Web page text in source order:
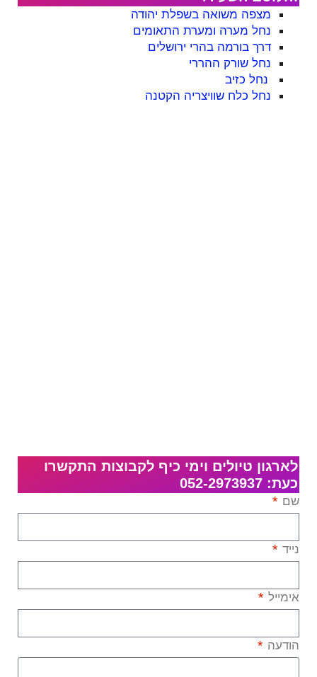
מצפה משואה בשפלת יהודה
נחל מערה ומערת התאומים
דרך בורמה בהרי ירושלים
נחל שורק ההררי
נחל כזיב
נחל כלח שוויצריה הקטנה
לארגון טיולים וימי כיף לקבוצות התקשרו
כעת: 052-2973937
שם
נייד
אימייל
הודעה